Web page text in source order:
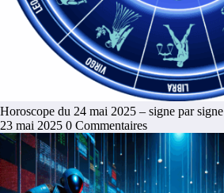
Horoscope du 24 mai 2025 – signe par signe
23 mai 2025 0 Commentaires